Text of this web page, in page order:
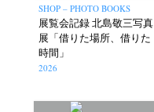
SHOP – PHOTO BOOKS
展覧会記録 北島敬三写真
展「借りた場所、借りた
時間」
2026